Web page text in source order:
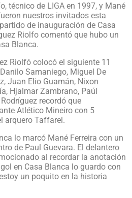
técnico de LIGA en 1997, y Mané
nuestros invitados esta
de inauguración de Casa
Riolfo comentó que hubo un
Blanca.
Riolfó colocó el siguiente 11
Samaniego, Miguel De
Juan Elio Guamán, Nixon
Hjalmar Zambrano, Paúl
recordó que
Atlético Mineiro con 5
arquero Taffarel.
lo marcó Mané Ferreira con un
de Paul Guevara. El delantero
al recordar la anotación
en Casa Blanca lo guardo con
un poquito en la historia